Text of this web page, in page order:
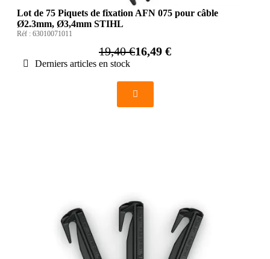
Lot de 75 Piquets de fixation AFN 075 pour câble
Ø2.3mm, Ø3,4mm STIHL
Réf : 63010071011
19,40 €16,49 €
Derniers articles en stock